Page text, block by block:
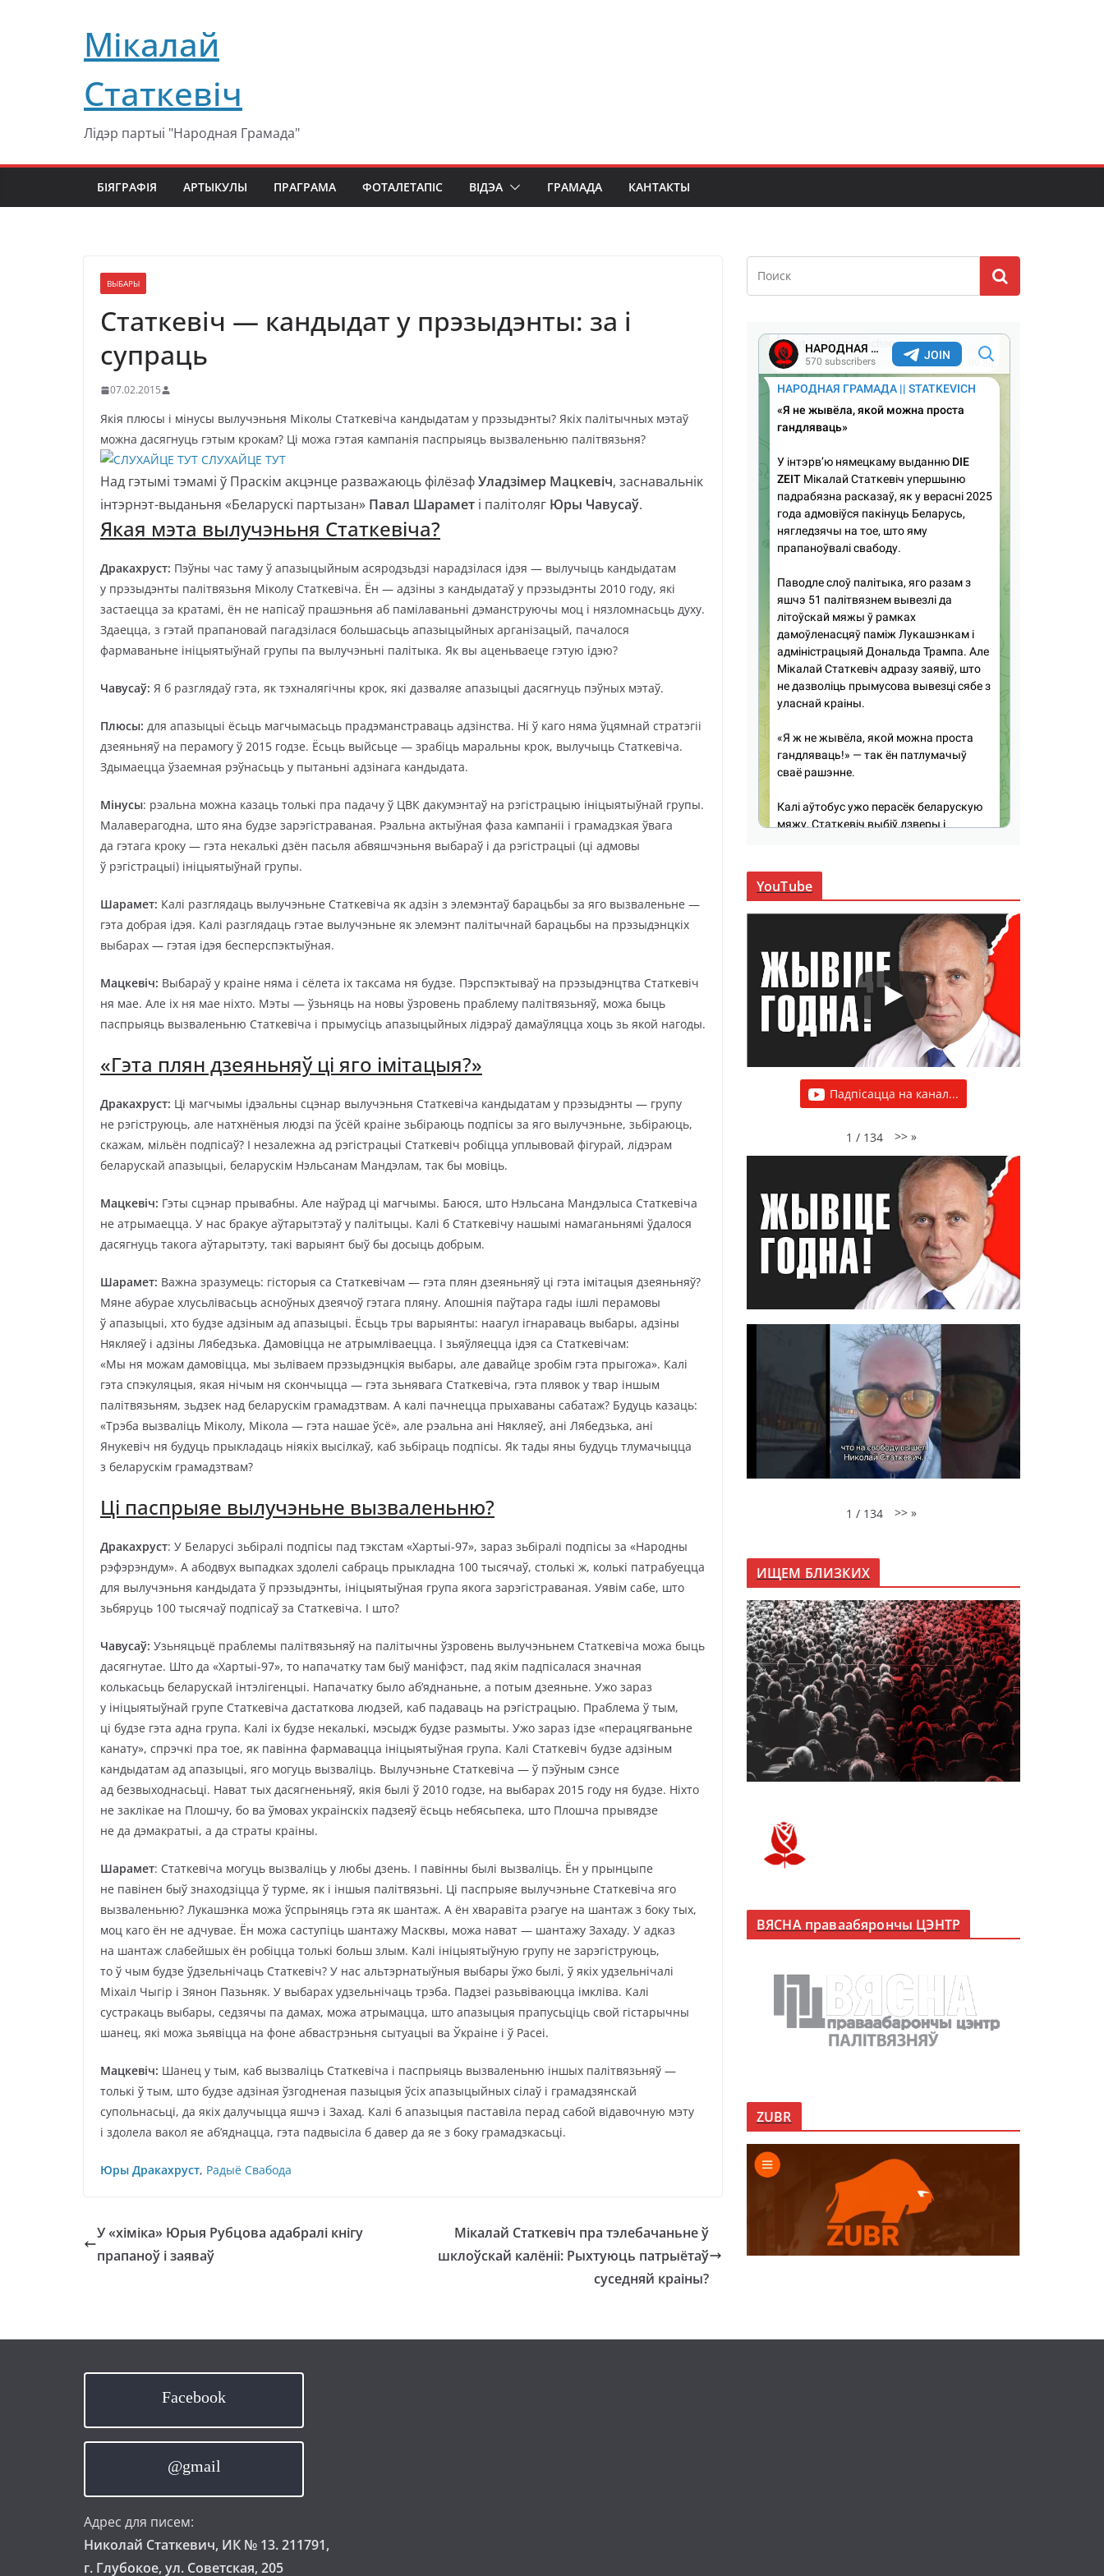
содержимомуМікалай
Статкевіч
Лідэр партыі "Народная Грамада"
БІЯГРАФІЯ АРТЫКУЛЫ ПРАГРАМА ФОТАЛЕТАПІС ВІДЭА ГРАМАДА КАНТАКТЫ
ВЫБАРЫ
Статкевіч — кандыдат у прэзыдэнты: за і
супраць
07.02.2015
Якія плюсы і мінусы вылучэньня Міколы Статкевіча кандыдатам у прэзыдэнты? Якіх палітычных мэтаў
можна дасягнуць гэтым крокам? Ці можа гэтая кампанія паспрыяць вызваленьню палітвязьня?
СЛУХАЙЦЕ ТУТ
Над гэтымі тэмамі ў Праскім акцэнце разважаюць філёзафУладзімер Мацкевіч, заснавальнік
інтэрнэт-выданьня «Беларускі партызан» Павал Шарамет і палітоляг Юры Чавусаў.
Якая мэта вылучэньня Статкевіча?
Дракахруст: Пэўны час таму ў апазыцыйным асяродзьдзі нарадзілася ідэя — вылучыць кандыдатам
у прэзыдэнты палітвязьня Міколу Статкевіча. Ён — адзіны з кандыдатаў у прэзыдэнты 2010 году, які
застаецца за кратамі, ён не напісаў прашэньня аб памілаваньні дэманструючы моц і нязломнасьць духу.
Здаецца, з гэтай прапановай пагадзілася большасьць апазыцыйных арганізацый, пачалося
фармаваньне ініцыятыўнай групы па вылучэньні палітыка. Як вы аценьваеце гэтую ідэю?
Чавусаў: Я б разглядаў гэта, як тэхналягічны крок, які дазваляе апазыцыі дасягнуць пэўных мэтаў.
Плюсы: для апазыцыі ёсьць магчымасьць прадэманстраваць адзінства. Ні ў каго няма ўцямнай стратэгіі
дзеяньняў на перамогу ў 2015 годзе. Ёсьць выйсьце — зрабіць маральны крок, вылучыць Статкевіча.
Здымаецца ўзаемная рэўнасьць у пытаньні адзінага кандыдата.
Мінусы: рэальна можна казаць толькі пра падачу ў ЦВК дакумэнтаў на рэгістрацыю ініцыятыўнай групы.
Малаверагодна, што яна будзе зарэгістраваная. Рэальна актыўная фаза кампаніі і грамадзкая ўвага
да гэтага кроку — гэта некалькі дзён пасьля абвяшчэньня выбараў і да рэгістрацыі (ці адмовы
ў рэгістрацыі) ініцыятыўнай групы.
Шарамет: Калі разглядаць вылучэньне Статкевіча як адзін з элемэнтаў барацьбы за яго вызваленьне —
гэта добрая ідэя. Калі разглядаць гэтае вылучэньне як элемэнт палітычнай барацьбы на прэзыдэнцкіх
выбарах — гэтая ідэя бесперспэктыўная.
Мацкевіч: Выбараў у краіне няма і сёлета іх таксама ня будзе. Пэрспэктываў на прэзыдэнцтва Статкевіч
ня мае. Але іх ня мае ніхто. Мэты — ўзьняць на новы ўзровень праблему палітвязьняў, можа быць
паспрыяць вызваленьню Статкевіча і прымусіць апазыцыйных лідэраў дамаўляцца хоць зь якой нагоды.
«Гэта плян дзеяньняў ці яго імітацыя?»
Дракахруст: Ці магчымы ідэальны сцэнар вылучэньня Статкевіча кандыдатам у прэзыдэнты — групу
не рэгіструюць, але натхнёныя людзі па ўсёй краіне зьбіраюць подпісы за яго вылучэньне, зьбіраюць,
скажам, мільён подпісаў? І незалежна ад рэгістрацыі Статкевіч робіцца уплывовай фігурай, лідэрам
беларускай апазыцыі, беларускім Нэльсанам Мандэлам, так бы мовіць.
Мацкевіч: Гэты сцэнар прывабны. Але наўрад ці магчымы. Баюся, што Нэльсана Мандэлыса Статкевіча
не атрымаецца. У нас бракуе аўтарытэтаў у палітыцы. Калі б Статкевічу нашымі намаганьнямі ўдалося
дасягнуць такога аўтарытэту, такі варыянт быў бы досыць добрым.
Шарамет: Важна зразумець: гісторыя са Статкевічам — гэта плян дзеяньняў ці гэта імітацыя дзеяньняў?
Мяне абурае хлусьлівасьць асноўных дзеячоў гэтага пляну. Апошнія паўтара гады ішлі перамовы
ў апазыцыі, хто будзе адзіным ад апазыцыі. Ёсьць тры варыянты: наагул ігнараваць выбары, адзіны
Някляеў і адзіны Лябедзька. Дамовіцца не атрымліваецца. І зьяўляецца ідэя са Статкевічам:
«Мы ня можам дамовіцца, мы зьліваем прэзыдэнцкія выбары, але давайце зробім гэта прыгожа». Калі
гэта спэкуляцыя, якая нічым ня скончыцца — гэта зьнявага Статкевіча, гэта плявок у твар іншым
палітвязьням, зьдзек над беларускім грамадзтвам. А калі пачнецца прыхаваны сабатаж? Будуць казаць:
«Трэба вызваліць Міколу, Мікола — гэта нашае ўсё», але рэальна ані Някляеў, ані Лябедзька, ані
Янукевіч ня будуць прыкладаць ніякіх высілкаў, каб зьбіраць подпісы. Як тады яны будуць тлумачыцца
з беларускім грамадзтвам?
Ці паспрыяе вылучэньне вызваленьню?
Дракахруст: У Беларусі зьбіралі подпісы пад тэкстам «Хартыі-97», зараз зьбіралі подпісы за «Народны
рэфэрэндум». А абодвух выпадках здолелі сабраць прыкладна 100 тысячаў, столькі ж, колькі патрабуецца
для вылучэньня кандыдата ў прэзыдэнты, ініцыятыўная група якога зарэгістраваная. Уявім сабе, што
зьбяруць 100 тысячаў подпісаў за Статкевіча. І што?
Чавусаў: Узьняцьцё праблемы палітвязьняў на палітычны ўзровень вылучэньнем Статкевіча можа быць
дасягнутае. Што да «Хартыі-97», то напачатку там быў маніфэст, пад якім падпісалася значная
колькасьць беларускай інтэлігенцыі. Напачатку было аб’яднаньне, а потым дзеяньне. Ужо зараз
у ініцыятыўнай групе Статкевіча дастаткова людзей, каб падаваць на рэгістрацыю. Праблема ў тым,
ці будзе гэта адна група. Калі іх будзе некалькі, мэсыдж будзе размыты. Ужо зараз ідзе «перацягваньне
канату», спрэчкі пра тое, як павінна фармавацца ініцыятыўная група. Калі Статкевіч будзе адзіным
кандыдатам ад апазыцыі, яго могуць вызваліць. Вылучэньне Статкевіча — ў пэўным сэнсе
ад безвыходнасьці. Нават тых дасягненьняў, якія былі ў 2010 годзе, на выбарах 2015 году ня будзе. Ніхто
не заклікае на Плошчу, бо ва ўмовах украінскіх падзеяў ёсьць небясьпека, што Плошча прывядзе
не да дэмакратыі, а да страты краіны.
Шарамет: Статкевіча могуць вызваліць у любы дзень. І павінны былі вызваліць. Ён у прынцыпе
не павінен быў знаходзіцца ў турме, як і іншыя палітвязьні. Ці паспрыяе вылучэньне Статкевіча яго
вызваленьню? Лукашэнка можа ўспрыняць гэта як шантаж. А ён хваравіта рэагуе на шантаж з боку тых,
моц каго ён не адчувае. Ён можа саступіць шантажу Масквы, можа нават — шантажу Захаду. У адказ
на шантаж слабейшых ён робіцца толькі больш злым. Калі ініцыятыўную групу не зарэгіструюць,
то ў чым будзе ўдзельнічаць Статкевіч? У нас альтэрнатыўныя выбары ўжо былі, ў якіх удзельнічалі
Міхаіл Чыгір і Зянон Пазьняк. У выбарах удзельнічаць трэба. Падзеі разьвіваюцца імкліва. Калі
сустракаць выбары, седзячы па дамах, можа атрымацца, што апазыцыя прапусьціць свой гістарычны
шанец, які можа зьявіцца на фоне абвастрэньня сытуацыі ва Ўкраіне і ў Расеі.
Мацкевіч: Шанец у тым, каб вызваліць Статкевіча і паспрыяць вызваленьню іншых палітвязьняў —
толькі ў тым, што будзе адзіная ўзгодненая пазыцыя ўсіх апазыцыйных сілаў і грамадзянскай
супольнасьці, да якіх далучыцца яшчэ і Захад. Калі б апазыцыя паставіла перад сабой відавочную мэту
і здолела вакол яе аб’яднацца, гэта падвысіла б давер да яе з боку грамадзкасьці.
Юры Дракахруст, Радыё Свабода
У «хіміка» Юрыя Рубцова адабралі кнігу
прапаноў і заяваў
Мікалай Статкевіч пра тэлебачаньне ў
шклоўскай калёніі: Рыхтуюць патрыётаў
суседняй краіны?
YouTube
Падпісацца на канал...
1 / 134 >> »
1 / 134 >> »
ИЩЕМ БЛИЗКИХ
ВЯСНА праваабярончы ЦЭНТР
ZUBR
Facebook
@gmail
Адрес для писем:
Николай Статкевич, ИК № 13. 211791,
г. Глубокое, ул. Советская, 205